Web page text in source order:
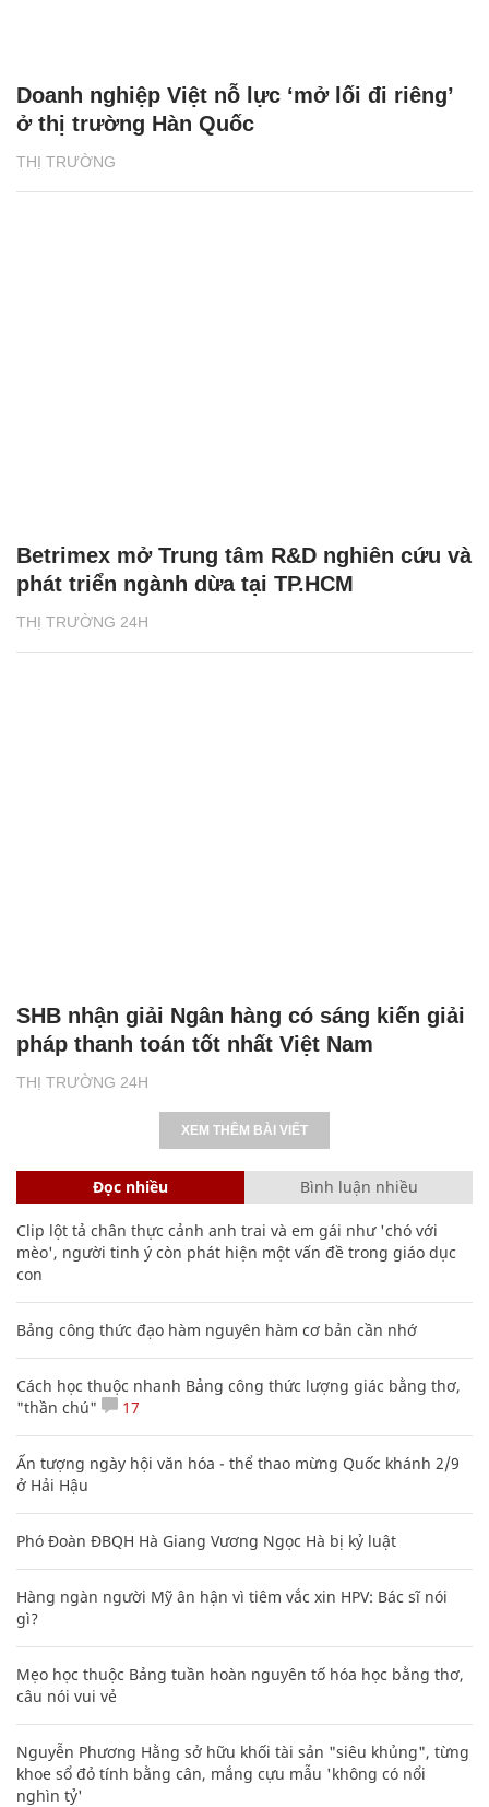
THỊ TRƯỜNG
Doanh nghiệp Việt nỗ lực ‘mở lối đi riêng’
ở thị trường Hàn Quốc
THỊ TRƯỜNG 24H
Betrimex mở Trung tâm R&D nghiên cứu và
phát triển ngành dừa tại TP.HCM
THỊ TRƯỜNG 24H
SHB nhận giải Ngân hàng có sáng kiến giải
pháp thanh toán tốt nhất Việt Nam
XEM THÊM BÀI VIẾT
Đọc nhiều Bình luận nhiều
Clip lột tả chân thực cảnh anh trai và em gái như 'chó với
mèo', người tinh ý còn phát hiện một vấn đề trong giáo dục
con
Bảng công thức đạo hàm nguyên hàm cơ bản cần nhớ
Cách học thuộc nhanh Bảng công thức lượng giác bằng thơ,
"thần chú"
17
Ấn tượng ngày hội văn hóa - thể thao mừng Quốc khánh 2/9
ở Hải Hậu
Phó Đoàn ĐBQH Hà Giang Vương Ngọc Hà bị kỷ luật
Hàng ngàn người Mỹ ân hận vì tiêm vắc xin HPV: Bác sĩ nói
gì?
Mẹo học thuộc Bảng tuần hoàn nguyên tố hóa học bằng thơ,
câu nói vui vẻ
Nguyễn Phương Hằng sở hữu khối tài sản "siêu khủng", từng
khoe sổ đỏ tính bằng cân, mắng cựu mẫu 'không có nổi
nghìn tỷ'